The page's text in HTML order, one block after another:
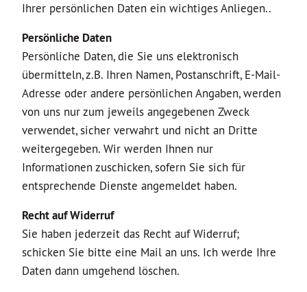
Ihrer persönlichen Daten ein wichtiges Anliegen..
Persönliche Daten
Persönliche Daten, die Sie uns elektronisch
übermitteln, z.B. Ihren Namen, Postanschrift, E-Mail-
Adresse oder andere persönlichen Angaben, werden
von uns nur zum jeweils angegebenen Zweck
verwendet, sicher verwahrt und nicht an Dritte
weitergegeben. Wir werden Ihnen nur
Informationen zuschicken, sofern Sie sich für
entsprechende Dienste angemeldet haben.
Recht auf Widerruf
Sie haben jederzeit das Recht auf Widerruf;
schicken Sie bitte eine Mail an uns. Ich werde Ihre
Daten dann umgehend löschen.